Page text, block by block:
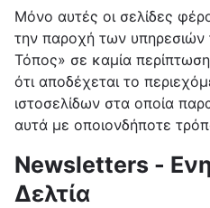
Μόνο αυτές οι σελίδες
την παροχή των υπηρεσιών
Τόπος» σε καμία
ότι αποδέχεται το
ιστοσελίδων στα οποία
αυτά με οποιονδήποτε
Newsletters -
Δελτία